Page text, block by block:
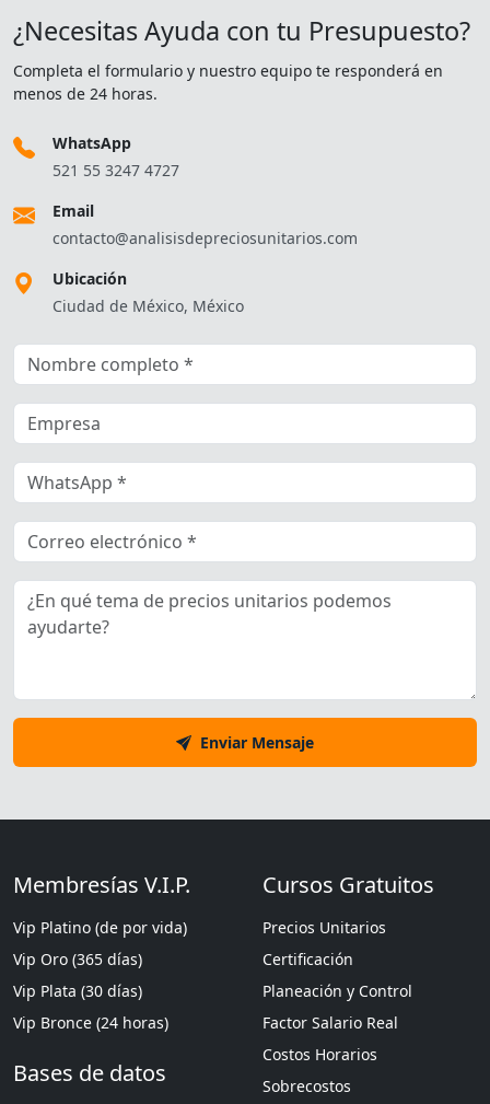
¿Necesitas Ayuda con tu Presupuesto?
Completa el formulario y nuestro equipo te responderá en
menos de 24 horas.
WhatsApp
521 55 3247 4727
Email
contacto@analisisdepreciosunitarios.com
Ubicación
Ciudad de México, México
Enviar Mensaje
Membresías V.I.P.
Vip Platino (de por vida)
Vip Oro (365 días)
Vip Plata (30 días)
Vip Bronce (24 horas)
Bases de datos
Cursos Gratuitos
Precios Unitarios
Certificación
Planeación y Control
Factor Salario Real
Costos Horarios
Sobrecostos